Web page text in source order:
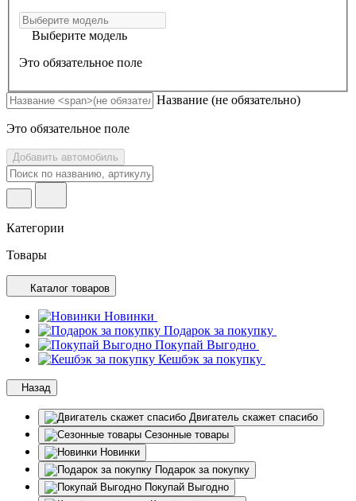
Выберите модель
Это обязательное поле
Название (не обязательно)
Это обязательное поле
Добавить автомобиль
Категории
Товары
Каталог товаров
Новинки
Подарок за покупку
Покупай Выгодно
Кешбэк за покупку
Назад
Двигатель скажет спасибо
Сезонные товары
Новинки
Подарок за покупку
Покупай Выгодно